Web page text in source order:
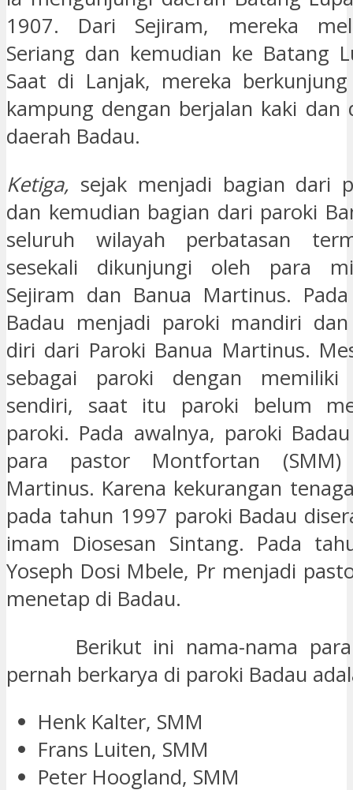
1907. Dari Sejiram, mereka
Seriang dan kemudian ke Batang
Saat di Lanjak, mereka
kampung dengan berjalan kaki dan
daerah Badau.
Ketiga, sejak menjadi bagian dari
dan kemudian bagian dari paroki
seluruh wilayah perbatasan
sesekali dikunjungi oleh para
Sejiram dan Banua Martinus.
Badau menjadi paroki mandiri
diri dari Paroki Banua Martinus.
sebagai paroki dengan
sendiri, saat itu paroki belum
paroki. Pada awalnya, paroki
para pastor Montfortan
Martinus. Karena kekurangan
pada tahun 1997 paroki Badau
imam Diosesan Sintang. Pada
Yoseph Dosi Mbele, Pr menjadi
menetap di Badau.
Berikut ini nama-nama para
pernah berkarya di paroki Badau
Henk Kalter, SMM
Frans Luiten, SMM
Peter Hoogland, SMM